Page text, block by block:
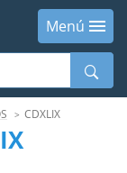
Menú
CDXLIX